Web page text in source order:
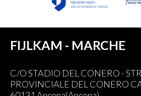
FIJLKAM - MARCHE
C/O STADIO DEL CONERO -
PROVINCIALE DEL CONERO